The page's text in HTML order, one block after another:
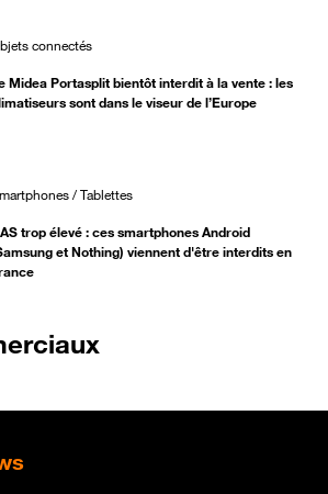
connectés
Midea Portasplit bientôt interdit à la vente : les
sont dans le viseur de l’Europe
/ Tablettes
trop élevé : ces smartphones Android
et Nothing) viennent d'être interdits en